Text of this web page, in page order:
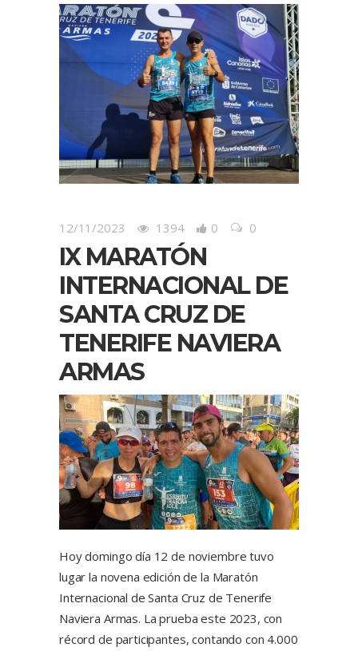
12/11/2023 1394 0 0
IX MARATÓN
INTERNACIONAL DE
SANTA CRUZ DE
TENERIFE NAVIERA
ARMAS
Hoy domingo día 12 de noviembre tuvo
lugar la novena edición de la Maratón
Internacional de Santa Cruz de Tenerife
Naviera Armas. La prueba este 2023, con
récord de participantes, contando con 4.000